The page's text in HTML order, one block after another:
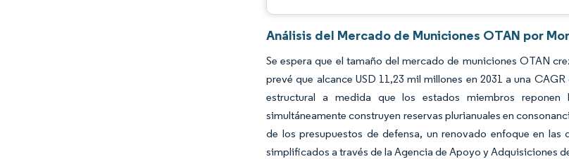
Análisis del Mercado de Municiones OTAN por
Se espera que el tamaño del mercado de municiones OTAN
prevé que alcance USD 11,23 mil millones en 2031 a una
estructural a medida que los estados miembros
simultáneamente construyen reservas plurianuales en
de los presupuestos de defensa, un renovado enfoque en
simplificados a través de la Agencia de Apoyo y Adquisiciones